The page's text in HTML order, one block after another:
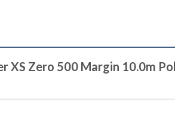
Zero 500 Margin 10.0m